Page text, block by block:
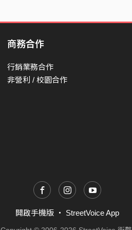
商務合作
行銷業務合作
非營利 / 校園合作
開啟手機版 ・ StreetVoice App